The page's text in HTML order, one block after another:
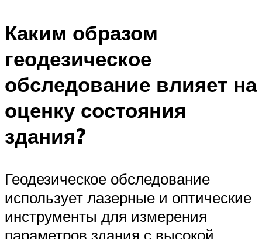
Каким образом
геодезическое
обследование влияет на
оценку состояния
здания?
Геодезическое обследование
использует лазерные и оптические
инструменты для измерения
параметров здания с высокой